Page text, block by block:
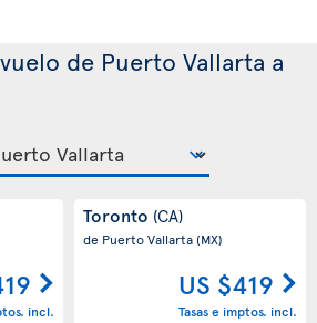
de Puerto Vallarta a
incl.
Toronto (CA)
de Puerto Vallarta(MX)
US $419
Tasas e imptos. incl.